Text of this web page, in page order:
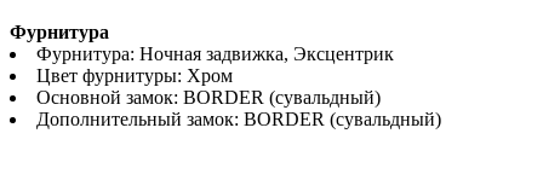
Фурнитура
Фурнитура: Ночная задвижка, Эксцентрик
Цвет фурнитуры: Хром
Основной замок: BORDER (сувальдный)
Дополнительный замок: BORDER (сувальдный)